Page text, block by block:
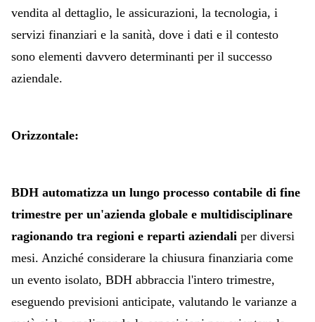
vendita al dettaglio, le assicurazioni, la tecnologia, i
servizi finanziari e la sanità, dove i dati e il contesto
sono elementi davvero determinanti per il successo
aziendale.
Orizzontale:
BDH automatizza un lungo processo contabile di fine
trimestre per un'azienda globale e multidisciplinare
ragionando tra regioni e reparti aziendali per diversi
mesi. Anziché considerare la chiusura finanziaria come
un evento isolato, BDH abbraccia l'intero trimestre,
eseguendo previsioni anticipate, valutando le varianze a